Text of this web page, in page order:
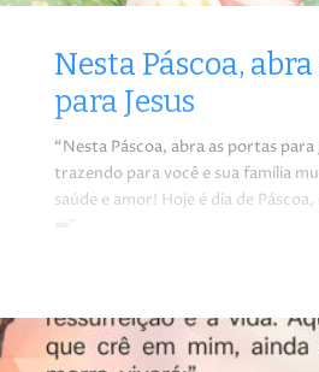
Nesta Páscoa,
para Jesus
“Nesta Páscoa, abra as portas para
trazendo para você e sua família
saúde e amor! Hoje é dia de
❤️”